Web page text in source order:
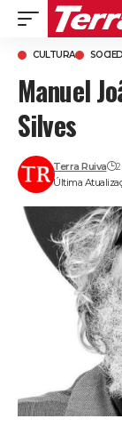
CULTURA
Manuel
Silves
Última
Terra Ruiva